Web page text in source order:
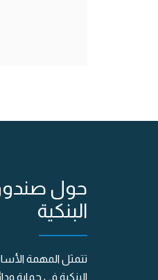
حول
البنكية
تتمثل المهمة
البنكية في حماية